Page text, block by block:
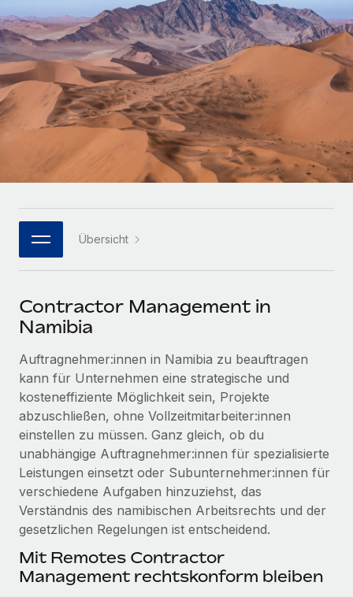
Auslagern von komplexen HR-Aufgaben
INFRASTRUKTUR
Remote Embedded
Nahtlose Integration der HR in bestehende Abläufe
Integrierte HR-Kernfunktionen für dein Team
MCP
Integrationen
Tools
DIENSTLEISTUNGEN
Frag unsere Expert:innen
Hilfe von Expert:innen für globale HR & Compliance
Background-Checks
Einfacheres Bewerber:innen-Screening
Compliance Watchtower
Lückenlose Compliance
Geräteverwaltung
Globale Bereitstellung und Verfolgung von IT-
Geräten
Startups
Agile HR- und Payroll-Lösungen für wachsende
Unternehmen
Mittelstand
Maßgeschneiderte HR-Lösungen, um Teams zu
vergrößern
Globale HR für Konzerne und Großunternehmen
PARTNER WERDEN
Flexible Einbettung von Global-HR-Funktionen in deine
Partner werden
Remote Build
Beratung zu Integrationen und KI-Automatisierung
FALLSTUDIEN
So hat der KI-Vorreiter Weaviate sein Team mit
Remote um 120 % vergrößert
Open-Source-Infrastrukturen. Das...
Mehr erfahren
Informationen zu möglichen Währungen und
Abwicklungsfristen für globale Freelancer:innen
LERNEN MIT REMOTE
Forschung und Leitfäden
HR-Glossar
Bibliothek für Stellenbeschreibungen
Webinare
Events
Newsroom
Informationen zu Gehältern und Qualifikationen
Insights Center
Hol dir Unterstützung
Alle Ressourcen anzeigen
BLOG
Globale Payroll
EOR und PEO
Français
Deutsch
Español
Italiano
Português (Portugal)
한국어 Übersicht
Contractor Management in
Namibia
Auftragnehmer:innen in Namibia zu beauftragen
kann für Unternehmen eine strategische und
kosteneffiziente Möglichkeit sein, Projekte
abzuschließen, ohne Vollzeitmitarbeiter:innen
einstellen zu müssen. Ganz gleich, ob du
unabhängige Auftragnehmer:innen für spezialisierte
Leistungen einsetzt oder Subunternehmer:innen für
verschiedene Aufgaben hinzuziehst, das
Verständnis des namibischen Arbeitsrechts und der
gesetzlichen Regelungen ist entscheidend.
Mit Remotes Contractor
Management rechtskonform bleiben